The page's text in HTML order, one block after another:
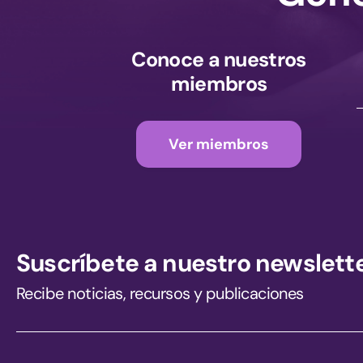
Conoce a nuestros
miembros
Ver miembros
Suscríbete a nuestro
Recibe noticias, recursos y publicaciones